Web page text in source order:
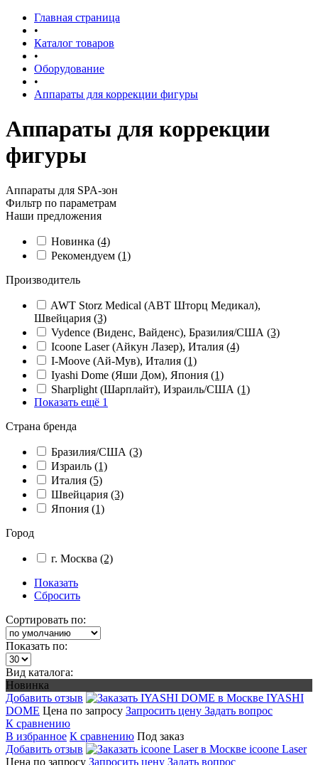
Главная страница
•
Каталог товаров
•
Оборудование
•
Аппараты для коррекции фигуры
Аппараты для коррекции
фигуры
Аппараты для SPA-зон
Фильтр по параметрам
Наши предложения
Новинка (4)
Рекомендуем (1)
Производитель
AWT Storz Medical (АВТ Шторц Медикал),
Швейцария (3)
Vydence (Виденс, Вайденс), Бразилия/США (3)
Icoone Laser (Айкун Лазер), Италия (4)
I-Moove (Ай-Мув), Италия (1)
Iyashi Dome (Яши Дом), Япония (1)
Sharplight (Шарплайт), Израиль/США (1)
Показать ещё 1
Страна бренда
Бразилия/США (3)
Израиль (1)
Италия (5)
Швейцария (3)
Япония (1)
Город
г. Москва (2)
Показать
Сбросить
Сортировать по:
Показать по:
Вид каталога:
Новинка
Добавить отзыв
IYASHI
DOME Цена по запросу Запросить цену Задать вопрос
К сравнению
В избранное К сравнению Под заказ
Добавить отзыв
icoone Laser
Цена по запросу Запросить цену Задать вопрос